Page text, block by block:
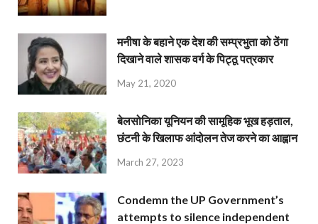
मनीषा के बहाने एक देश की सम्प्रभुता को ठेंगा
दिखाने वाले शासक वर्ग के पिट्ठू पत्रकार
May 21, 2020
बेलसोनिका यूनियन की सामूहिक भूख हड़ताल,
छंटनी के खिलाफ आंदोलन तेज करने का आह्वान
March 27, 2023
Condemn the UP Government’s
attempts to silence independent